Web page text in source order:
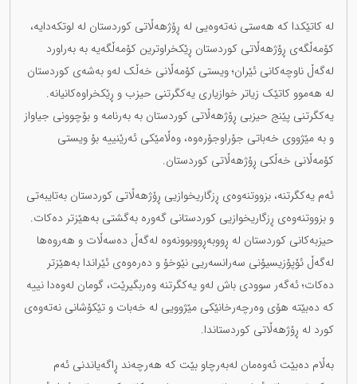
لە کاتێکدا کە هەستی نەتەوەیی لە ڕۆژهەڵاتی کوردستان لە لوتکەدایە،
کۆمەڵگەی ڕۆژهەڵاتی کوردستان ڕێکخراوترین کۆمەڵگەیە بە بەراورد
لەگەڵ ناوچەکانی ئێران؛ ویستی کۆمەڵانی خەڵک لەو بەشەی کوردستان
لە هەموو کاتێک زیاتر خوازیاری یەکگرتنی حیزب و ڕێکخراوەکانیانە.
یەکگرتنی پێنج حیزبی ڕۆژهەڵاتی کوردستان بە بەرنامە و بۆچوونی جیاواز
و بە مێژووی خەباتی جۆراوجۆرەوە، وەڵامێکی ئەرێنییە بۆ ویستی
کۆمەڵانی خەڵکی ڕۆژهەڵاتی کوردستان.
ئەم یەکگرتنە، بزووتنەوەی ڕزگاریخوازیی ڕۆژهەڵاتی کوردستان بەتایبەتی
و بزووتنەوەی ڕزگاریخوازیی کوردستانی گەورە بەگشتی بەهێزتر دەکات.
حیزبەکانی کوردستان لە ڕووبەڕووبوونەوە لەگەڵ دەسەڵات و هەروەها
لەگەڵ ئۆپۆزیسیۆنی سەرانسەریی نێوخۆ و دەرەوەی ئێراندا بەهێزتر
دەکات؛ ئەگەر سوودی باش لەو یەکگرتنە وەربگیرێت، گومان لەوەدا نییە
کە دەبێتە هۆی وەرچەرخانێکی مێژوویی لە خەبات و تێکۆشانی نەتەوەی
کورد لە ڕۆژهەڵاتی کوردستاندا.
بەڵام دەبێت ئەوەمان لەبەرچاو بێت کە هەرچەند ڕاگەیاندنی ئەم